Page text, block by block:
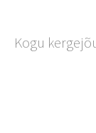
Kogu